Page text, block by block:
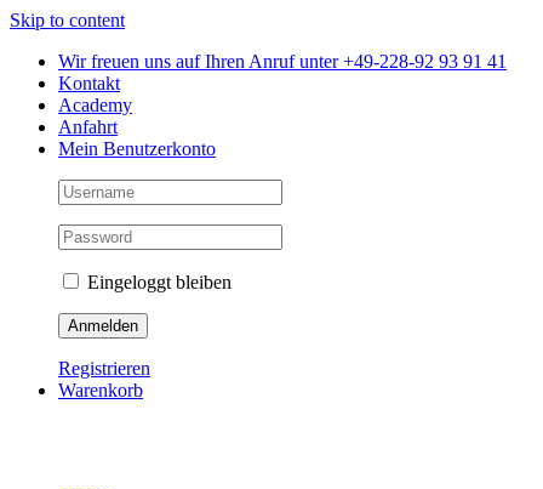
Skip to content
Wir freuen uns auf Ihren Anruf unter +49-228-92 93 91 41
Kontakt
Academy
Anfahrt
Mein Benutzerkonto
Eingeloggt bleiben
Registrieren
Warenkorb